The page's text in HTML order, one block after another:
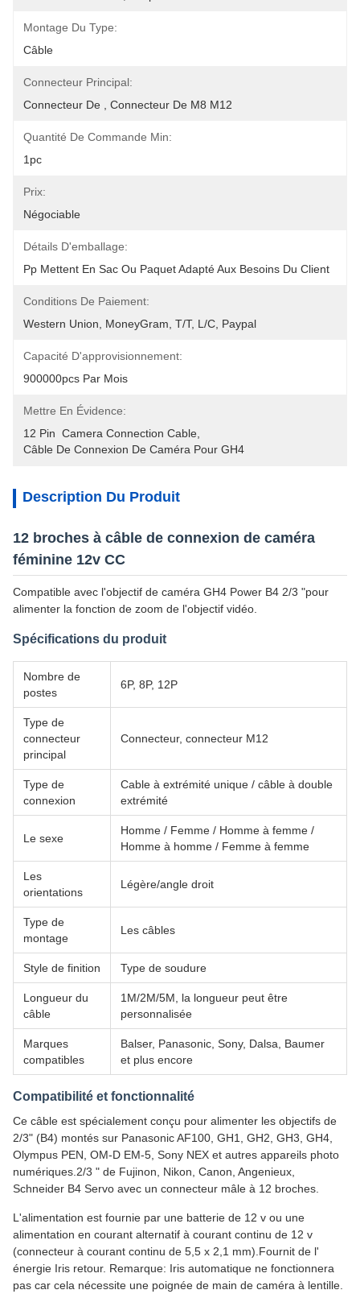
Montage Du Type:
Câble
Connecteur Principal:
Connecteur De , Connecteur De M8 M12
Quantité De Commande Min:
1pc
Prix:
Négociable
Détails D'emballage:
Pp Mettent En Sac Ou Paquet Adapté Aux Besoins Du Client
Conditions De Paiement:
Western Union, MoneyGram, T/T, L/C, Paypal
Capacité D'approvisionnement:
900000pcs Par Mois
Mettre En Évidence:
12 Pin  Camera Connection Cable
Câble De Connexion De Caméra Pour GH4
Description Du Produit
12 broches à câble de connexion de caméra
féminine 12v CC
Compatible avec l'objectif de caméra GH4 Power B4 2/3 "pour
alimenter la fonction de zoom de l'objectif vidéo.
Spécifications du produit
Nombre de
postes
6P, 8P, 12P
Type de
connecteur
principal
Connecteur, connecteur M12
Type de
connexion
Cable à extrémité unique / câble à double
extrémité
Le sexe
Homme / Femme / Homme à femme /
Homme à homme / Femme à femme
Les
orientations
Légère/angle droit
Type de
montage
Les câbles
Style de finition Type de soudure
Longueur du
câble
1M/2M/5M, la longueur peut être
personnalisée
Marques
compatibles
Balser, Panasonic, Sony, Dalsa, Baumer
et plus encore
Compatibilité et fonctionnalité
Ce câble est spécialement conçu pour alimenter les objectifs de
2/3" (B4) montés sur Panasonic AF100, GH1, GH2, GH3, GH4,
Olympus PEN, OM-D EM-5, Sony NEX et autres appareils photo
numériques.2/3 " de Fujinon, Nikon, Canon, Angenieux,
Schneider B4 Servo avec un connecteur mâle à 12 broches.
L'alimentation est fournie par une batterie de 12 v ou une
alimentation en courant alternatif à courant continu de 12 v
(connecteur à courant continu de 5,5 x 2,1 mm).Fournit de l'
énergie Iris retour. Remarque: Iris automatique ne fonctionnera
pas car cela nécessite une poignée de main de caméra à lentille.